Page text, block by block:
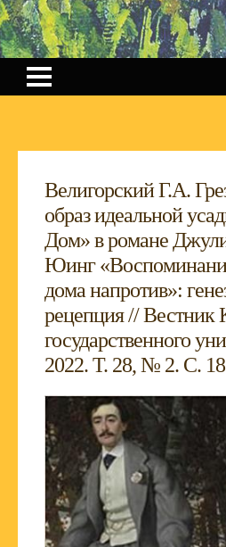
Велигорский Г.А.
образ идеальной
Дом» в романе
Юинг
дома напротив»:
рецепция // Вестник
государственного
2022. Т. 28, № 2. С.